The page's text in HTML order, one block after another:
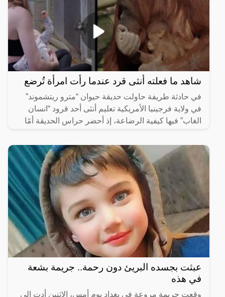
شاهد ما فعلته أنثى قرد عندما رأت امرأة تُرضع
في حادثة طريفة حاولت حديقة حيوان “مترو ريتشموند”
في ولاية فرجينيا الأمريكية تعليم أنثى أحد قرود “انسان
الغاب” فيها كيفية الرضاعة، إذ أحضر حراس الحديقة أمًا
عبثت بجسده البريئ دون رحمة.. جريمة بشعة
في هذه
وقعت جريمة مروعة في بغداد يوم أمس، الإثنين أدت إلى